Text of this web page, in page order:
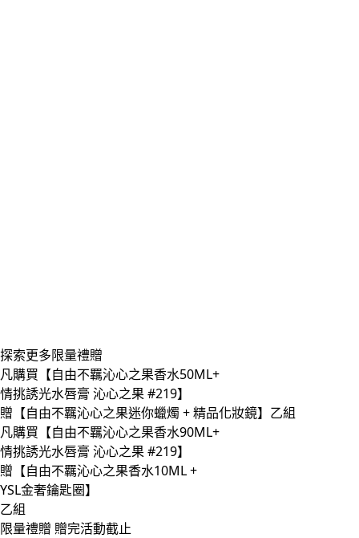
探索更多限量禮贈
凡購買​【自由不羈沁心之果香水50ML+
情挑誘光水唇膏 沁心之果 #219】​
贈​【自由不羈沁心之果迷你蠟燭 + 精品化妝鏡】乙組 ​
凡購買​【自由不羈沁心之果香水90ML+
情挑誘光水唇膏 沁心之果 #219】​
贈​【自由不羈沁心之果香水10ML +
YSL金奢鑰匙圈】
乙組 ​
限量禮贈 贈完活動截止